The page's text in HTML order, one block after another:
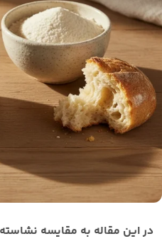
در این مقاله به مقایسه